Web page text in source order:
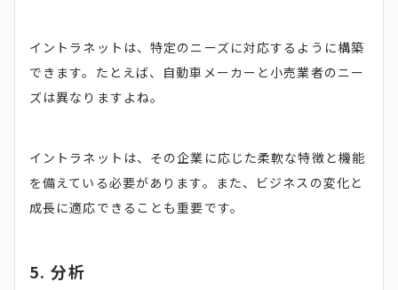
イントラネットは、特定のニーズに対応するように構築
できます。たとえば、自動車メーカーと小売業者のニー
ズは異なりますよね。
イントラネットは、その企業に応じた柔軟な特徴と機能
を備えている必要があります。また、ビジネスの変化と
成長に適応できることも重要です。
5. 分析